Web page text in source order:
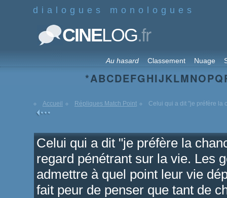
dialogues monologues
CINELOG.fr
Au hasard Classement Nuage
*ABCDEFGHIJKLMNOPQ
Accueil Répliques Match Point Celui qui a dit "je préfère la
Celui qui a dit "je préfère la
regard pénétrant sur la vie. Les
admettre à quel point leur vie
fait peur de penser que tant de